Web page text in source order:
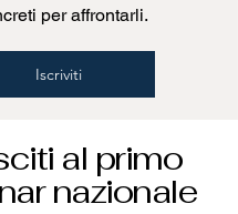
per affrontarli.
Iscriviti
al primo
nazionale